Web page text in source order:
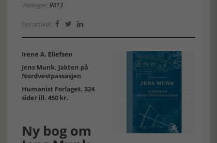
Visninger:9813
Del artikel:   
Irene A. Ellefsen
Jens Munk. Jakten på
Nordvestpassasjen
Humanist Forlaget. 324
sider ill. 450 kr.
Ny bog om